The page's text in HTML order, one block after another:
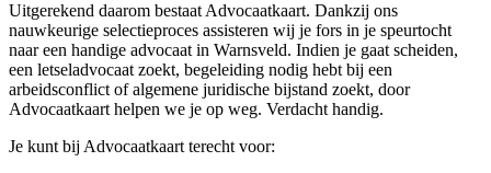
Uitgerekend daarom bestaat Advocaatkaart. Dankzij ons
nauwkeurige selectieproces assisteren wij je fors in je speurtocht
naar een handige advocaat in Warnsveld. Indien je gaat scheiden,
een letseladvocaat zoekt, begeleiding nodig hebt bij een
arbeidsconflict of algemene juridische bijstand zoekt, door
Advocaatkaart helpen we je op weg. Verdacht handig.
Je kunt bij Advocaatkaart terecht voor: